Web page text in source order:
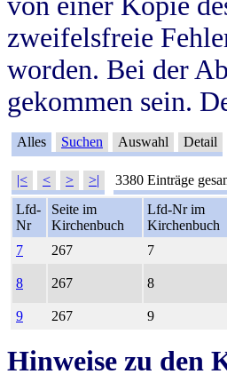
zweifelsfreie
worden. Bei der
gekommen sein.
Alles Suchen Auswahl Detail
|< < > >| 3380 Einträge
Lfd-
Nr
Seite im
Kirchenbuch
Lfd-Nr im
Kirchenbuch
7
267 7
8 267 8
9 267 9
Hinweise zu den